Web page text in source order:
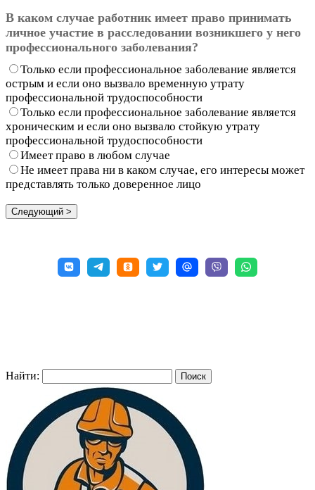
В каком случае работник имеет право принимать
личное участие в расследовании возникшего у него
профессионального заболевания?
Только если профессиональное заболевание является
острым и если оно вызвало временную утрату
профессиональной трудоспособности
Только если профессиональное заболевание является
хроническим и если оно вызвало стойкую утрату
профессиональной трудоспособности
Имеет право в любом случае
Не имеет права ни в каком случае, его интересы может
представлять только доверенное лицо
Найти: